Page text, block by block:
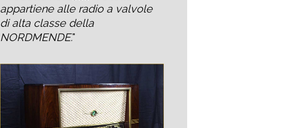
appartiene alle radio a valvole
di alta classe della
NORDMENDE.